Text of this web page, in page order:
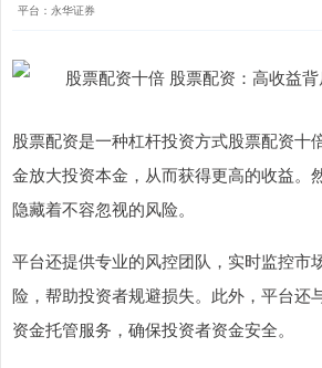
平台：永华证券
股票配资是一种杠杆投资方式股票配资十
金放大投资本金，从而获得更高的收益。
隐藏着不容忽视的风险。
平台还提供专业的风控团队，实时监控市
险，帮助投资者规避损失。此外，平台还
资金托管服务，确保投资者资金安全。